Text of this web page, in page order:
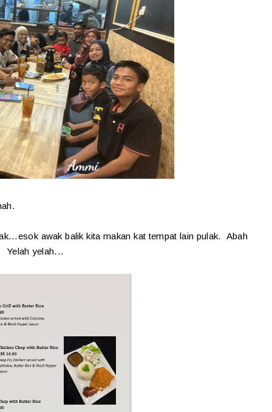
awak balik kita makan kat tempat lain pulak. Abah
Yelah yelah...